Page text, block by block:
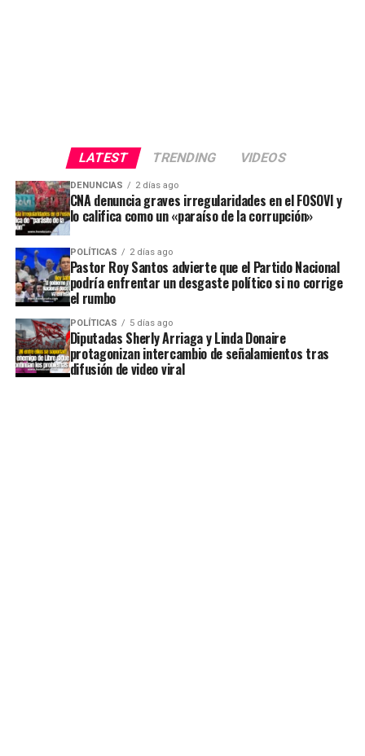
LATEST TRENDING VIDEOS
DENUNCIAS 2 días ago
CNA denuncia graves irregularidades en el FOSOVI y
lo califica como un «paraíso de la corrupción»
POLÍTICAS 2 días ago
Pastor Roy Santos advierte que el Partido Nacional
podría enfrentar un desgaste político si no corrige
el rumbo
POLÍTICAS 5 días ago
Diputadas Sherly Arriaga y Linda Donaire
protagonizan intercambio de señalamientos tras
difusión de video viral